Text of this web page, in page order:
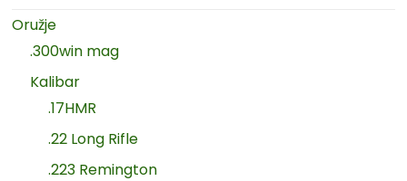
Oružje
.300win mag
Kalibar
.17HMR
.22 Long Rifle
.223 Remington